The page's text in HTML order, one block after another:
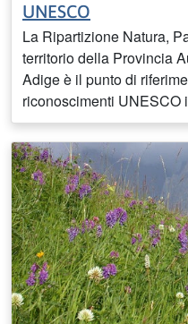
UNESCO
La Ripartizione Natura,
territorio della Provincia
Adige è il punto di
riconoscimenti UNESCO